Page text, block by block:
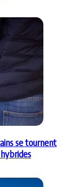
se tournent